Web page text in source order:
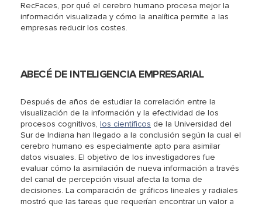
RecFaces, por qué el cerebro humano procesa mejor la
información visualizada y cómo la analítica permite a las
empresas reducir los costes.
ABECÉ DE INTELIGENCIA EMPRESARIAL
Después de años de estudiar la correlación entre la
visualización de la información y la efectividad de los
procesos cognitivos, los científicos de la Universidad del
Sur de Indiana han llegado a la conclusión según la cual el
cerebro humano es especialmente apto para asimilar
datos visuales. El objetivo de los investigadores fue
evaluar cómo la asimilación de nueva información a través
del canal de percepción visual afecta la toma de
decisiones. La comparación de gráficos lineales y radiales
mostró que las tareas que requerían encontrar un valor a